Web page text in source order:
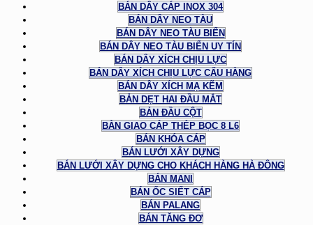
BÁN DÂY CÁP INOX 304
BÁN DÂY NEO TÀU
BÁN DÂY NEO TÀU BIỂN
BÁN DÂY NEO TÀU BIỂN UY TÍN
BÁN DÂY XÍCH CHỊU LỰC
BÁN DÂY XÍCH CHỊU LỰC CẨU HÀNG
BÁN DÂY XÍCH MẠ KẼM
BẢN DẸT HAI ĐẦU MẮT
BẢN ĐẦU CỘT
BÀN GIAO CÁP THÉP BỌC 8 L6
BÁN KHÓA CÁP
BÁN LƯỚI XÂY DỰNG
BÁN LƯỚI XÂY DỰNG CHO KHÁCH HÀNG HÀ ĐÔNG
BÁN MANI
BÁN ỐC SIẾT CÁP
BÁN PALANG
BÁN TĂNG ĐƠ